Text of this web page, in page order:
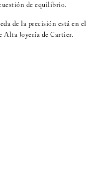
de equilibrio.​
de la precisión está en el
Alta Joyería de Cartier.